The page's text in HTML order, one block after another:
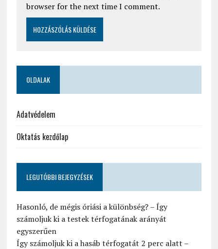
browser for the next time I comment.
OLDALAK
Adatvédelem
Oktatás kezdőlap
LEGUTÓBBI BEJEGYZÉSEK
Hasonló, de mégis óriási a különbség? – Így
számoljuk ki a testek térfogatának arányát
egyszerűen
Így számoljuk ki a hasáb térfogatát 2 perc alatt –